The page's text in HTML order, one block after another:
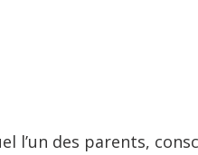
l’un des parents,